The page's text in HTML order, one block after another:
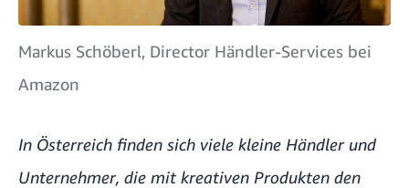
Markus Schöberl, Director Händler-Services bei
Amazon
In Österreich finden sich viele kleine Händler und
Unternehmer, die mit kreativen Produkten den